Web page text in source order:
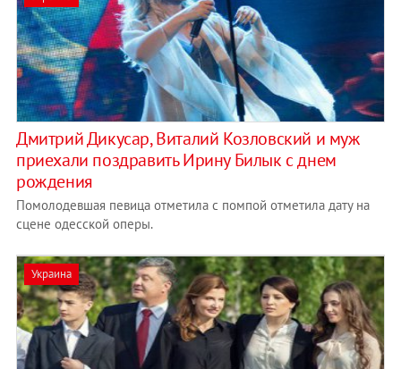
Дмитрий Дикусар, Виталий Козловский и муж
приехали поздравить Ирину Билык с днем
рождения
Помолодевшая певица отметила с помпой отметила дату на
сцене одесской оперы.
Украина